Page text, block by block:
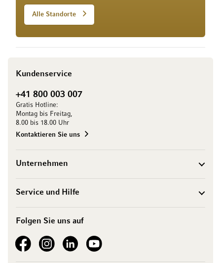
Alle Standorte
Kundenservice
+41 800 003 007
Gratis Hotline:
Montag bis Freitag,
8.00 bis 18.00 Uhr
Kontaktieren Sie uns
Unternehmen
Service und Hilfe
Folgen Sie uns auf
See our FacebookSee our Instagram account
See our LinkedInSee our YouTube channel